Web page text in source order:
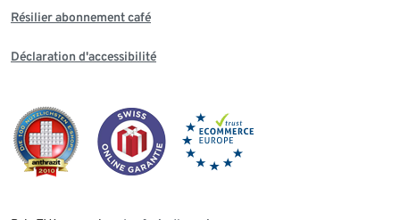
Résilier abonnement café
Déclaration d'accessibilité